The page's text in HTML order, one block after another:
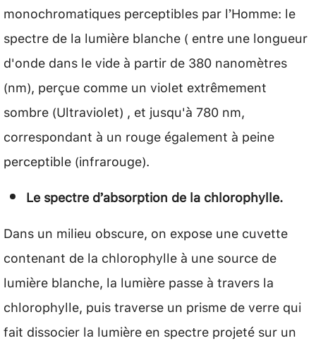
monochromatiques perceptibles par l’Homme: le
spectre de la lumière blanche ( entre une longueur
d'onde dans le vide à partir de 380 nanomètres
(nm), perçue comme un violet extrêmement
sombre (Ultraviolet) , et jusqu'à 780 nm,
correspondant à un rouge également à peine
perceptible (infrarouge).
Le spectre d’absorption de la chlorophylle.
Dans un milieu obscure, on expose une cuvette
contenant de la chlorophylle à une source de
lumière blanche, la lumière passe à travers la
chlorophylle, puis traverse un prisme de verre qui
fait dissocier la lumière en spectre projeté sur un